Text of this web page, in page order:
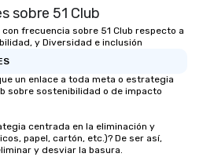
sobre 51 Club
frecuencia sobre 51 Club respecto a
y Diversidad e inclusión
un enlace a toda meta o estrategia
sobre sostenibilidad o de impacto
centrada en la eliminación y
papel, cartón, etc.)? De ser así,
y desviar la basura.